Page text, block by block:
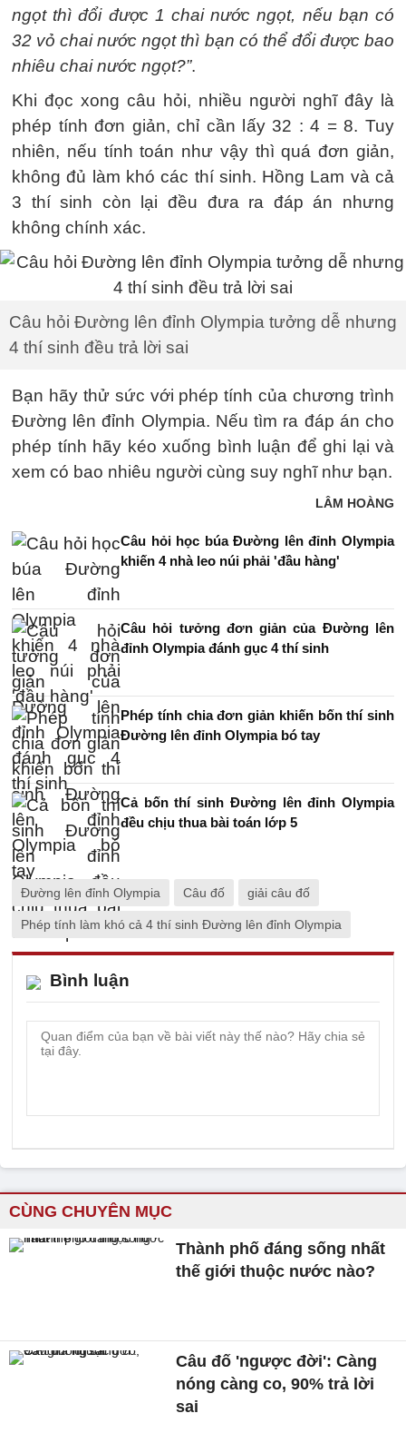
ngọt thì đổi được 1 chai nước ngọt, nếu bạn có
32 vỏ chai nước ngọt thì bạn có thể đổi được bao
nhiêu chai nước ngọt?”.
Khi đọc xong câu hỏi, nhiều người nghĩ đây là
phép tính đơn giản, chỉ cần lấy 32 : 4 = 8. Tuy
nhiên, nếu tính toán như vậy thì quá đơn giản,
không đủ làm khó các thí sinh. Hồng Lam và cả
3 thí sinh còn lại đều đưa ra đáp án nhưng
không chính xác.
Câu hỏi Đường lên đỉnh Olympia tưởng dễ nhưng
4 thí sinh đều trả lời sai
Bạn hãy thử sức với phép tính của chương trình
Đường lên đỉnh Olympia. Nếu tìm ra đáp án cho
phép tính hãy kéo xuống bình luận để ghi lại và
xem có bao nhiêu người cùng suy nghĩ như bạn.
LÂM HOÀNG
Câu hỏi học búa Đường lên đỉnh Olympia
khiến 4 nhà leo núi phải 'đầu hàng'
Câu hỏi tưởng đơn giản của Đường lên
đỉnh Olympia đánh gục 4 thí sinh
Phép tính chia đơn giản khiến bốn thí sinh
Đường lên đỉnh Olympia bó tay
Cả bốn thí sinh Đường lên đỉnh Olympia
đều chịu thua bài toán lớp 5
Đường lên đỉnh Olympia Câu đố giải câu đố
Phép tính làm khó cả 4 thí sinh Đường lên đỉnh Olympia
Bình luận
CÙNG CHUYÊN MỤC
Thành phố đáng sống nhất
thế giới thuộc nước nào?
Câu đố 'ngược đời': Càng
nóng càng co, 90% trả lời
sai